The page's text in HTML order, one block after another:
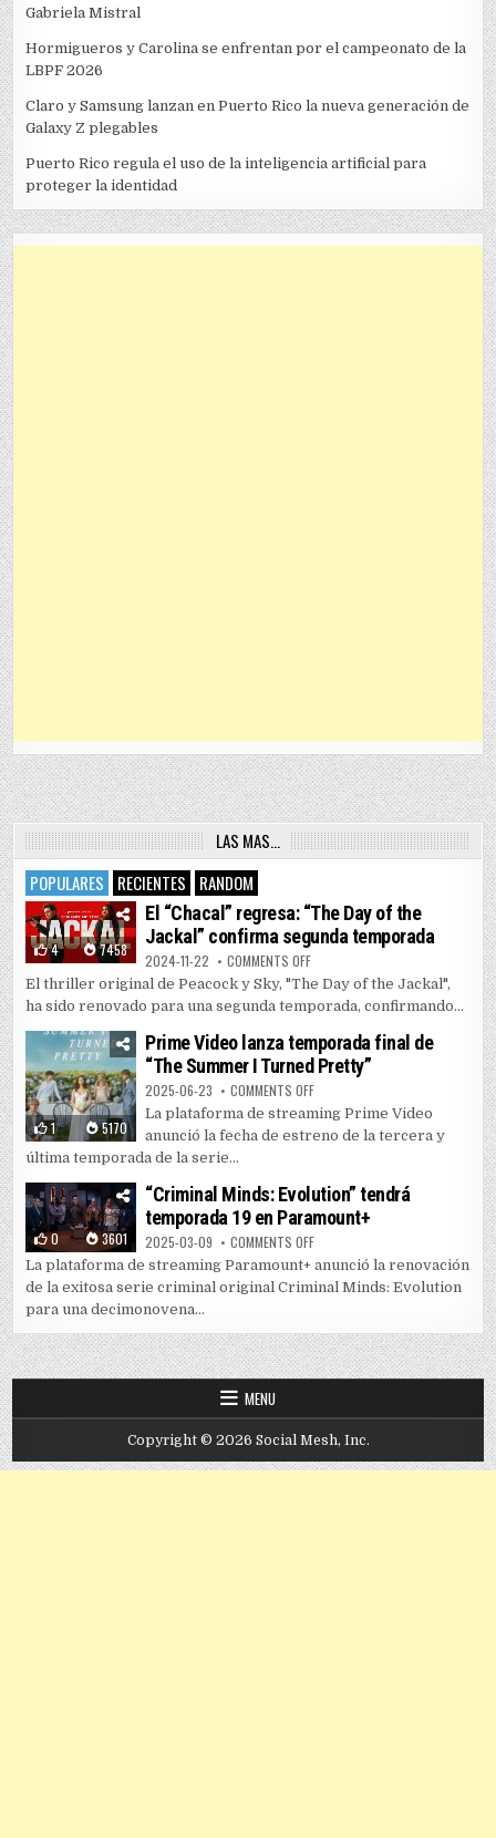
Gabriela Mistral
Hormigueros y Carolina se enfrentan por el campeonato de la
LBPF 2026
Claro y Samsung lanzan en Puerto Rico la nueva generación de
Galaxy Z plegables
Puerto Rico regula el uso de la inteligencia artificial para
proteger la identidad
LAS MAS…
POPULARES
RECIENTES RANDOM
4 7458
El “Chacal” regresa: “The Day of the
Jackal” confirma segunda temporada
2024-11-22 COMMENTS OFFON EL “CHACAL” REGRESA: “THE
El thriller original de Peacock y Sky, "The Day of the Jackal",
ha sido renovado para una segunda temporada, confirmando...
1 5170
Prime Video lanza temporada final de
“The Summer I Turned Pretty”
2025-06-23 COMMENTS OFFON PRIME VIDEO LANZA
La plataforma de streaming Prime Video
anunció la fecha de estreno de la tercera y
última temporada de la serie...
0 3601
“Criminal Minds: Evolution” tendrá
temporada 19 en Paramount+
2025-03-09 COMMENTS OFFON “CRIMINAL MINDS:
La plataforma de streaming Paramount+ anunció la renovación
de la exitosa serie criminal original Criminal Minds: Evolution
para una decimonovena...
MENU
Copyright © 2026 Social Mesh, Inc.